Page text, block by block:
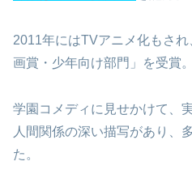
2011年にはTVアニメ化もさ
画賞・少年向け部門」を受賞。
学園コメディに見せかけて、
人間関係の深い描写があり、
た。